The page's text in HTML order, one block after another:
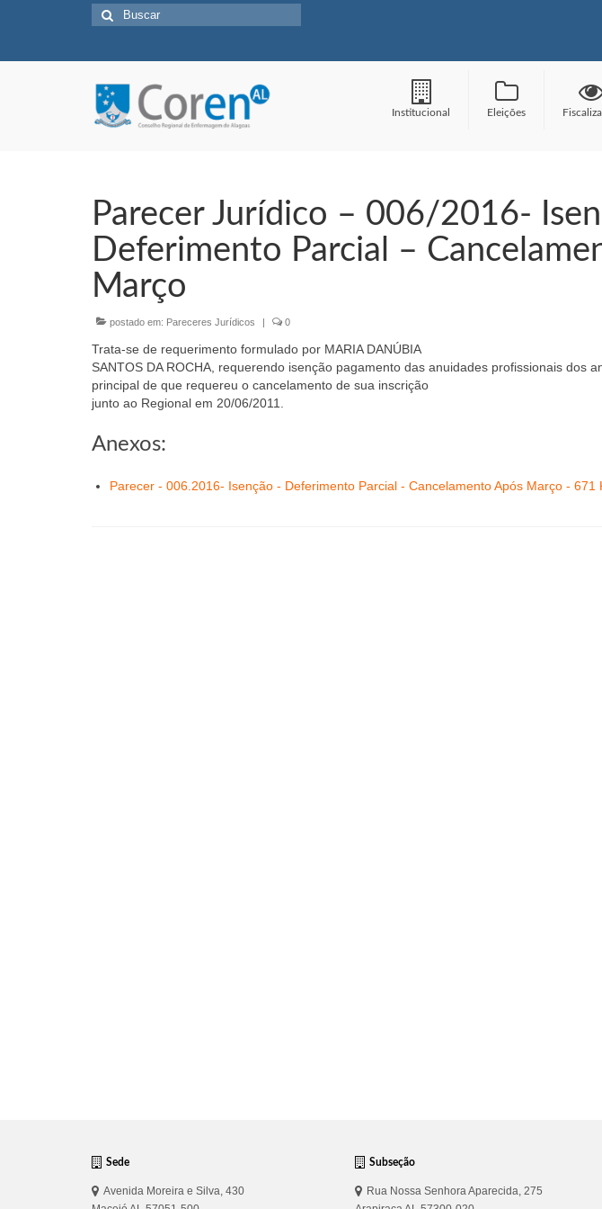
Buscar
por:
Institucional Eleições
Parecer Jurídico – 006/2016-
Deferimento Parcial –
Março
postado em: Pareceres Jurídicos | 0
Trata-se de requerimento formulado por MARIA DANÚBIA
SANTOS DA ROCHA, requerendo isenção pagamento das anuidades profissionais dos
principal de que requereu o cancelamento de sua inscrição
junto ao Regional em 20/06/2011.
Anexos:
Parecer - 006.2016- Isenção - Deferimento Parcial - Cancelamento Após Março - 671
Sede
Avenida Moreira e Silva, 430
Subseção
Rua Nossa Senhora Aparecida, 275